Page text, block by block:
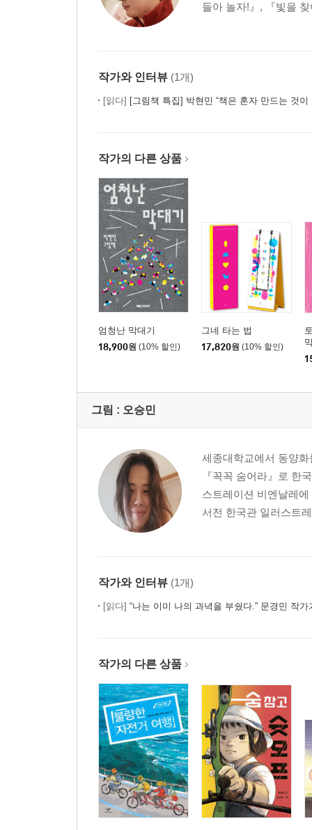
들아 놀자!』, 『빛을
작가와 인터뷰 (1개)
[읽다] [그림책 특집] 박현민 “책은 혼자 만드는 것이
작가의 다른 상품
엄청난 막대기
18,900원 (10% 할인)
그네 타는 법
17,820원 (10% 할인)
그림 : 오승민
세종대학교에서 동양
『꼭꼭 숨어라』로 한
스트레이션 비엔날레
서전 한국관 일러스트
작가와 인터뷰 (1개)
[읽다] “나는 이미 나의 과녁을 부쉈다.” 문경민 작가가 부순 과
작가의 다른 상품